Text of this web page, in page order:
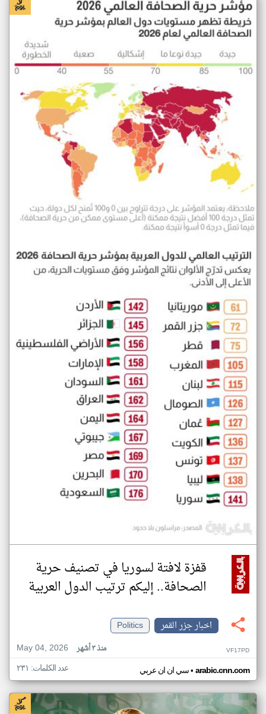
قفزة لافتة لسوريا في تصنيف حرية
الصحافة.. إليكم ترتيب الدول العربية
اخبار جزر القمر
Politics
May 04, 2026
منذ ٣ أشهر VF17PD
سي ان ان عربي• arabic.cnn.com عدد الكلمات: ٢٣١